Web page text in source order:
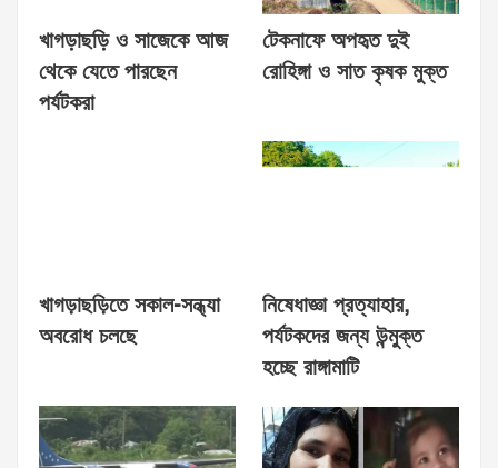
খাগড়াছড়ি ও সাজেকে আজ
থেকে যেতে পারছেন
পর্যটকরা
টেকনাফে অপহৃত দুই
রোহিঙ্গা ও সাত কৃষক মুক্ত
খাগড়াছড়িতে সকাল-সন্ধ্যা
অবরোধ চলছে
নিষেধাজ্ঞা প্রত্যাহার,
পর্যটকদের জন্য উন্মুক্ত
হচ্ছে রাঙ্গামাটি